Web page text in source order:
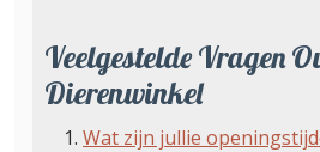
Veelgestelde Vragen
Dierenwinkel
Wat zijn jullie